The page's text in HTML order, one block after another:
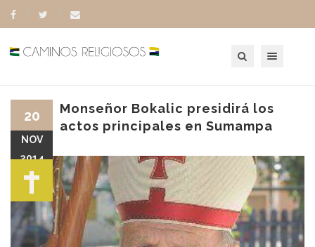
Monseñor Bokalic presidirá los
actos principales en Sumampa
20
NOV
2014